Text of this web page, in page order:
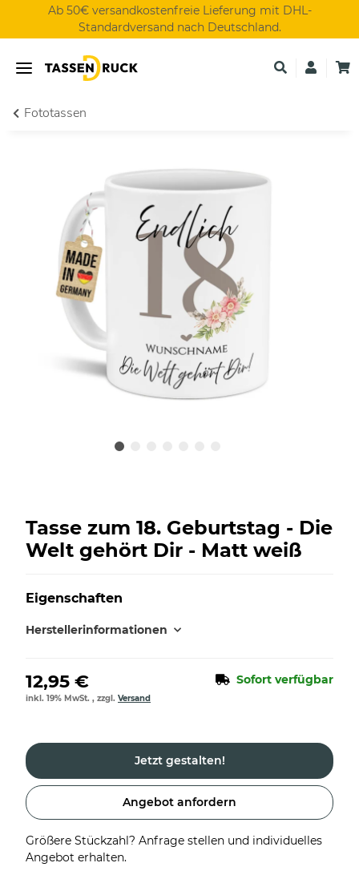
Ab 50€ versandkostenfreie Lieferung mit DHL-
Standardversand nach Deutschland.
Fototassen
Tasse zum 18. Geburtstag - Die
Welt gehört Dir - Matt weiß
Eigenschaften
Herstellerinformationen
12,95 € Sofort verfügbar
inkl. 19% MwSt. , zzgl. Versand
Jetzt gestalten!
Angebot anfordern
Größere Stückzahl? Anfrage stellen und individuelles
Angebot erhalten.